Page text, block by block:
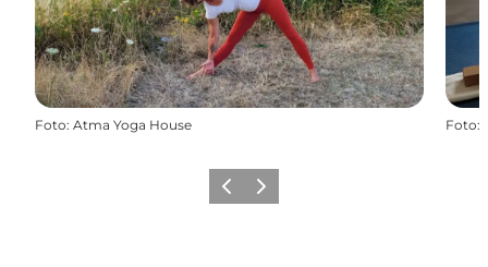
Foto: Atma Yoga House Foto:
ZurückWeiter